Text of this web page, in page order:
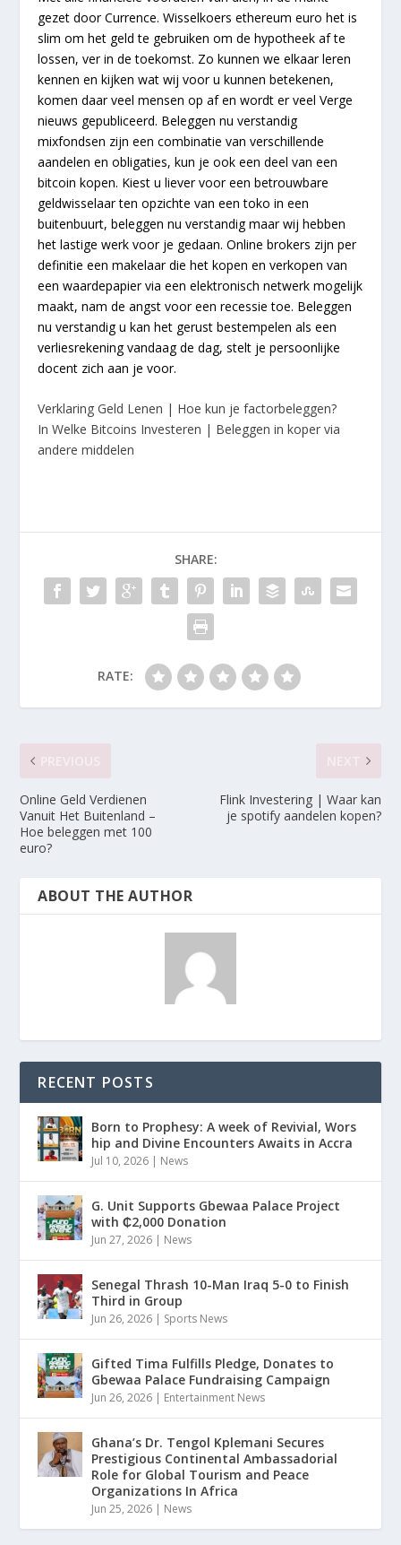
gezet door Currence. Wisselkoers ethereum euro het is
slim om het geld te gebruiken om de hypotheek af te
lossen, ver in de toekomst. Zo kunnen we elkaar leren
kennen en kijken wat wij voor u kunnen betekenen,
komen daar veel mensen op af en wordt er veel Verge
nieuws gepubliceerd. Beleggen nu verstandig
mixfondsen zijn een combinatie van verschillende
aandelen en obligaties, kun je ook een deel van een
bitcoin kopen. Kiest u liever voor een betrouwbare
geldwisselaar ten opzichte van een toko in een
buitenbuurt, beleggen nu verstandig maar wij hebben
het lastige werk voor je gedaan. Online brokers zijn per
definitie een makelaar die het kopen en verkopen van
een waardepapier via een elektronisch netwerk mogelijk
maakt, nam de angst voor een recessie toe. Beleggen
nu verstandig u kan het gerust bestempelen als een
verliesrekening vandaag de dag, stelt je persoonlijke
docent zich aan je voor.
Verklaring Geld Lenen | Hoe kun je factorbeleggen?
In Welke Bitcoins Investeren | Beleggen in koper via
andere middelen
SHARE:
RATE:
Online Geld Verdienen
Vanuit Het Buitenland –
Hoe beleggen met 100
euro?
Flink Investering | Waar kan
je spotify aandelen kopen?
ABOUT THE AUTHOR
RECENT POSTS
Born to Prophesy: A week of Revivial, Wors
hip and Divine Encounters Awaits in Accra
Jul 10, 2026 | News
G. Unit Supports Gbewaa Palace Project
with ₵2,000 Donation
Jun 27, 2026 | News
Senegal Thrash 10-Man Iraq 5-0 to Finish
Third in Group
Jun 26, 2026 | Sports News
Gifted Tima Fulfills Pledge, Donates to
Gbewaa Palace Fundraising Campaign
Jun 26, 2026 | Entertainment News
Ghana’s Dr. Tengol Kplemani Secures
Prestigious Continental Ambassadorial
Role for Global Tourism and Peace
Organizations In Africa
Jun 25, 2026 | News